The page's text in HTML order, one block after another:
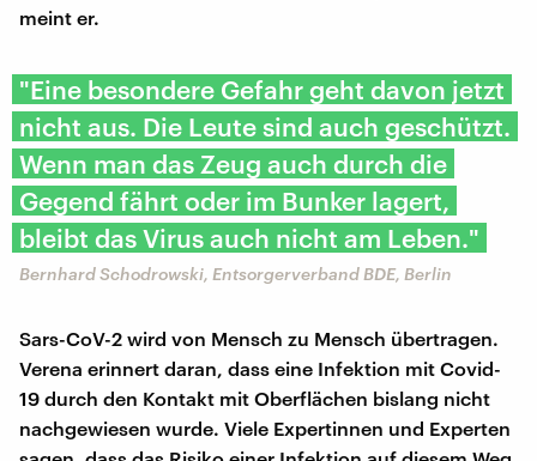
meint er.
"Eine besondere Gefahr geht davon jetzt
nicht aus. Die Leute sind auch geschützt.
Wenn man das Zeug auch durch die
Gegend fährt oder im Bunker lagert,
bleibt das Virus auch nicht am Leben."
Bernhard Schodrowski, Entsorgerverband BDE, Berlin
Sars-CoV-2 wird von Mensch zu Mensch übertragen.
Verena erinnert daran, dass eine Infektion mit Covid-
19 durch den Kontakt mit Oberflächen bislang nicht
nachgewiesen wurde. Viele Expertinnen und Experten